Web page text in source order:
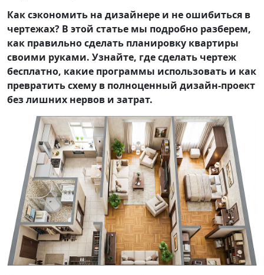
Как сэкономить на дизайнере и не ошибиться в
чертежах? В этой статье мы подробно разберем,
как правильно сделать планировку квартиры
своими руками. Узнайте, где сделать чертеж
бесплатно, какие программы использовать и как
превратить схему в полноценный дизайн-проект
без лишних нервов и затрат.